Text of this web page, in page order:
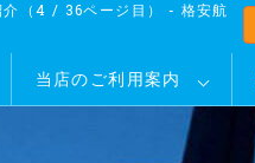
介（4 / 36ページ目） - 格安航
当店のご利用案内